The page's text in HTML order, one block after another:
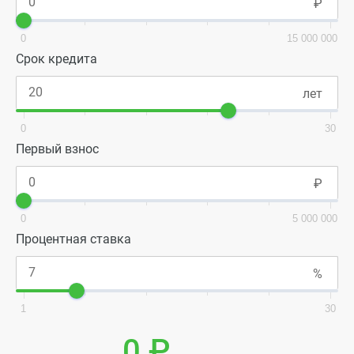
0 15 000 000
Срок кредита
0 30
Первый взнос
0 5 000 000
Процентная ставка
1 30